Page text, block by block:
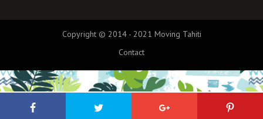
Copyright © 2014 - 2021 Moving Tahiti
Contact